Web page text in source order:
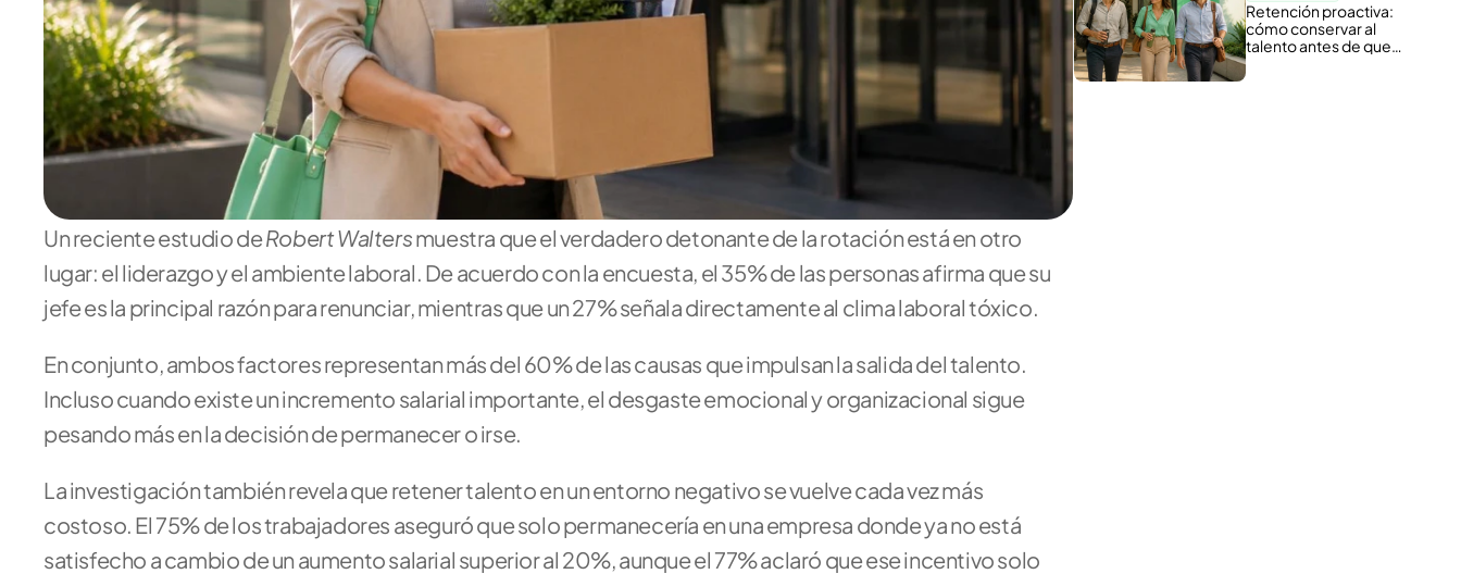
Un reciente estudio de Robert Walters muestra que el verdadero detonante de la rotación está en otro
lugar: el liderazgo y el ambiente laboral. De acuerdo con la encuesta, el 35% de las personas afirma que su
jefe es la principal razón para renunciar, mientras que un 27% señala directamente al clima laboral tóxico.
En conjunto, ambos factores representan más del 60% de las causas que impulsan la salida del talento.
Incluso cuando existe un incremento salarial importante, el desgaste emocional y organizacional sigue
pesando más en la decisión de permanecer o irse.
La investigación también revela que retener talento en un entorno negativo se vuelve cada vez más
costoso. El 75% de los trabajadores aseguró que solo permanecería en una empresa donde ya no está
satisfecho a cambio de un aumento salarial superior al 20%, aunque el 77% aclaró que ese incentivo solo
Retención proactiva:
cómo conservar al
talento antes de que